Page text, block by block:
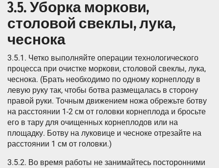
3.5. Уборка моркови,
столовой свеклы, лука,
чеснока
3.5.1. Четко выполняйте операции технологического
процесса при очистке моркови, столовой свеклы, лука,
чеснока. (Брать необходимо по одному корнеплоду в
левую руку так, чтобы ботва размещалась в сторону
правой руки. Точным движением ножа обрежьте ботву
на расстоянии 1-2 см от головки корнеплода и бросьте
его в тару для очищенных корнеплодов или на
площадку. Ботву на луковице и чесноке отрезайте на
расстоянии 1 см от головки.)
3.5.2. Во время работы не занимайтесь посторонними